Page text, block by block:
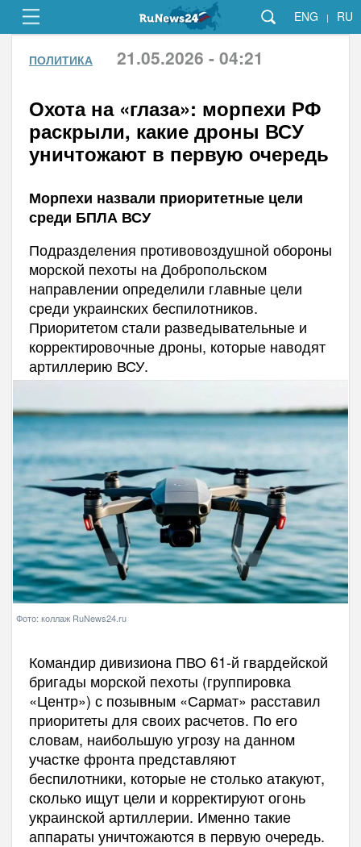
ENG | RU
ПОЛИТИКА 21.05.2026 - 04:21
Охота на «глаза»: морпехи РФ
раскрыли, какие дроны ВСУ
уничтожают в первую очередь
Морпехи назвали приоритетные цели
среди БПЛА ВСУ
Подразделения противовоздушной обороны
морской пехоты на Добропольском
направлении определили главные цели
среди украинских беспилотников.
Приоритетом стали разведывательные и
корректировочные дроны, которые наводят
артиллерию ВСУ.
Фото: коллаж RuNews24.ru
Командир дивизиона ПВО 61-й гвардейской
бригады морской пехоты (группировка
«Центр») с позывным «Сармат» расставил
приоритеты для своих расчетов. По его
словам, наибольшую угрозу на данном
участке фронта представляют
беспилотники, которые не столько атакуют,
сколько ищут цели и корректируют огонь
украинской артиллерии. Именно такие
аппараты уничтожаются в первую очередь.